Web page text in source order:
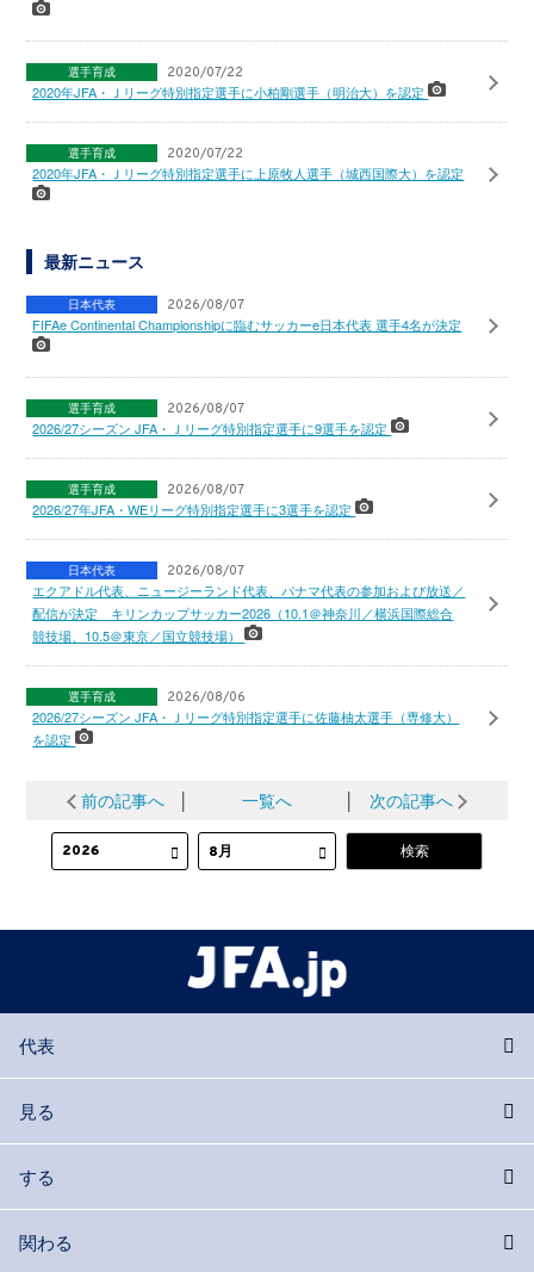
選手育成 2020/07/22
2020年JFA・Ｊリーグ特別指定選手に小柏剛選手（明治大）を認定
選手育成 2020/07/22
2020年JFA・Ｊリーグ特別指定選手に上原牧人選手（城西国際大）を認定
最新ニュース
日本代表 2026/08/07
FIFAe Continental Championshipに臨むサッカーe日本代表 選手4名が決定
選手育成 2026/08/07
2026/27シーズン JFA・Ｊリーグ特別指定選手に9選手を認定
選手育成 2026/08/07
2026/27年JFA・WEリーグ特別指定選手に3選手を認定
日本代表 2026/08/07
エクアドル代表、ニュージーランド代表、パナマ代表の参加および放送／
配信が決定 キリンカップサッカー2026（10.1＠神奈川／横浜国際総合
競技場、10.5＠東京／国立競技場）
選手育成 2026/08/06
2026/27シーズン JFA・Ｊリーグ特別指定選手に佐藤柚太選手（専修大）
を認定
前の記事へ 一覧へ 次の記事へ
代表
見る
する
関わる